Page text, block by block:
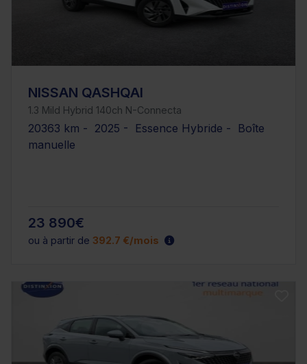
NISSAN QASHQAI
1.3 Mild Hybrid 140ch N-Connecta
20363 km - 2025 - Essence Hybride - Boîte
manuelle
23 890€
ou à partir de 392.7 €/mois